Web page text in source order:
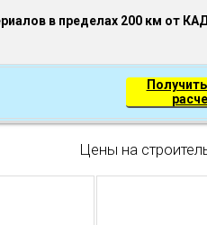
в пределах 200 км от
Цены на